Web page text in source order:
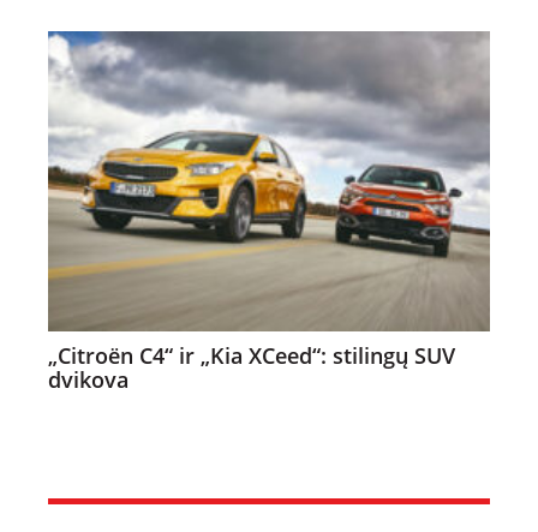
„Citroën C4“ ir „Kia XCeed“: stilingų SUV
dvikova